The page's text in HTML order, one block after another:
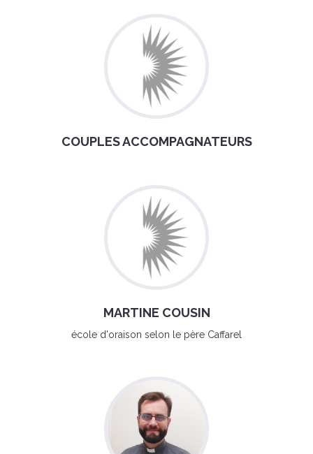
COUPLES ACCOMPAGNATEURS
MARTINE COUSIN
école d'oraison selon le père Caffarel